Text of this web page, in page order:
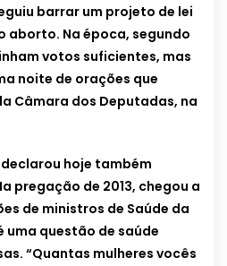
barrar um projeto de lei
aborto. Na época, segundo
votos suficientes, mas
noite de orações que
Câmara dos Deputadas, na
hoje também
pregação de 2013, chegou a
de ministros de Saúde da
uma questão de saúde
“Quantas mulheres vocês